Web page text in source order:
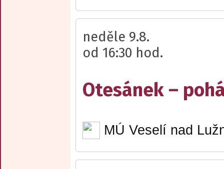
neděle 9.8.
od 16:30 hod.
Otesánek –
MÚ Veselí nad